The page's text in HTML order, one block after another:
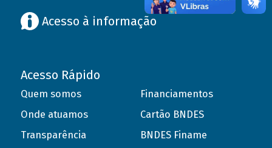
Acesso à informação
Acesso Rápido
Quem somos
Onde atuamos
Transparência
Financiamentos
Cartão BNDES
BNDES Finame